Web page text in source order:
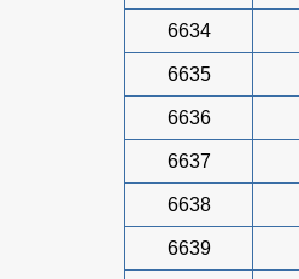
6634
6635
6636
6637
6638
6639